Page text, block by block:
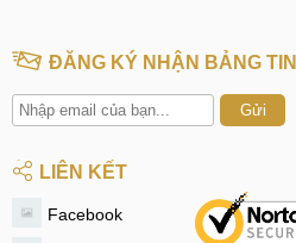
ĐĂNG KÝ NHẬN BẢNG TIN
Gửi
LIÊN KẾT
Facebook